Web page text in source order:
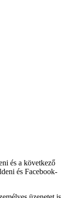
és a következő
és Facebook-